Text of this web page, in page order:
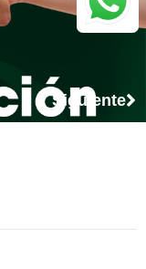
Siguiente